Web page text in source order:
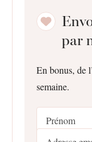
par
En bonus, de
semaine.